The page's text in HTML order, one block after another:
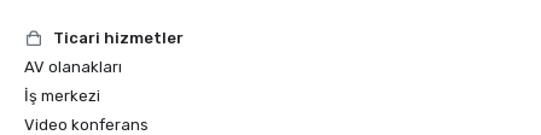
Ticari hizmetler
AV olanakları
İş merkezi
Video konferans